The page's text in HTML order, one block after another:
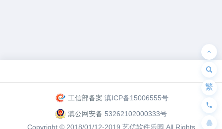
工信部备案 滇ICP备15006555号
滇公网安备 53262102000333号
Copyright © 2018/01/12-2019 艺优软件乐园 All Rights
繁